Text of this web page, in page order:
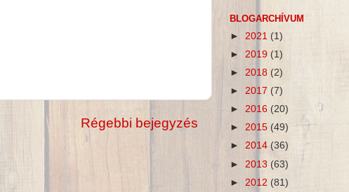
Régebbi bejegyzés
BLOGARCHÍVUM
► 2021 (1)
► 2019 (1)
► 2018 (2)
► 2017 (7)
► 2016 (20)
► 2015 (49)
► 2014 (36)
► 2013 (63)
► 2012 (81)